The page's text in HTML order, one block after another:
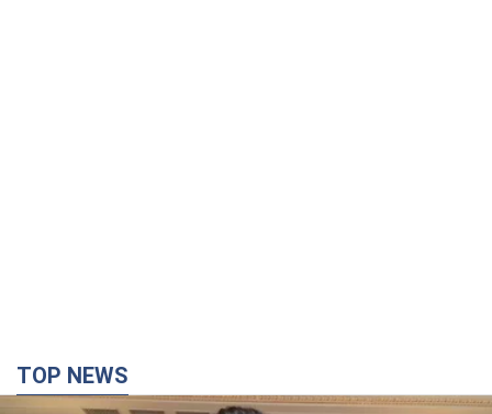
TOP NEWS